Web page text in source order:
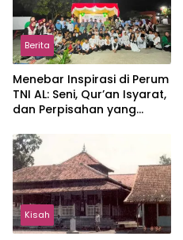
Berita
Menebar Inspirasi di Perum
TNI AL: Seni, Qur’an Isyarat,
dan Perpisahan yang
Kisah